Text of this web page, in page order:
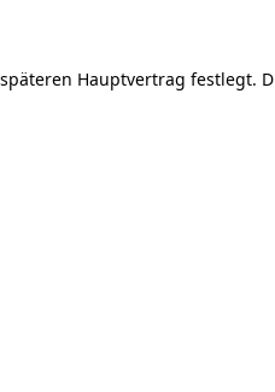
Hauptvertrag festlegt.